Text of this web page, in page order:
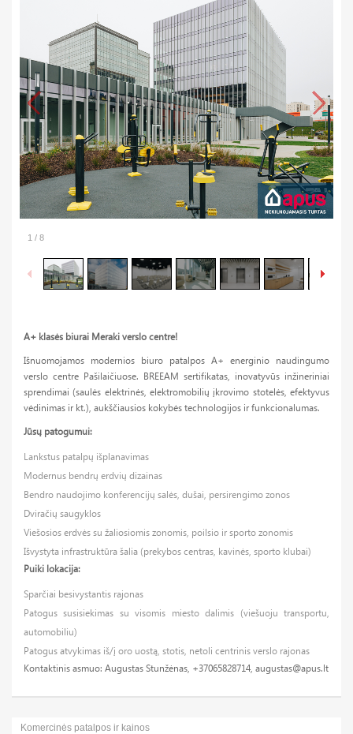
1 / 8
A+ klasės biurai Meraki verslo centre!
Išnuomojamos modernios biuro patalpos A+ energinio naudingumo
verslo centre Pašilaičiuose. BREEAM sertifikatas, inovatyvūs inžineriniai
sprendimai (saulės elektrinės, elektromobilių įkrovimo stotelės, efektyvus
vėdinimas ir kt.), aukščiausios kokybės technologijos ir funkcionalumas.
Jūsų patogumui:
Lankstus patalpų išplanavimas
Modernus bendrų erdvių dizainas
Bendro naudojimo konferencijų salės, dušai, persirengimo zonos
Dviračių saugyklos
Viešosios erdvės su žaliosiomis zonomis, poilsio ir sporto zonomis
Išvystyta infrastruktūra šalia (prekybos centras, kavinės, sporto klubai)
Puiki lokacija:
Sparčiai besivystantis rajonas
Patogus susisiekimas su visomis miesto dalimis (viešuoju transportu,
automobiliu)
Patogus atvykimas iš/į oro uostą, stotis, netoli centrinis verslo rajonas
Kontaktinis asmuo: Augustas Stunžėnas, +37065828714, augustas@apus.lt
Komercinės patalpos ir kainos